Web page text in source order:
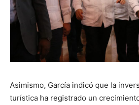
Asimismo, García indicó que la
turística ha registrado un